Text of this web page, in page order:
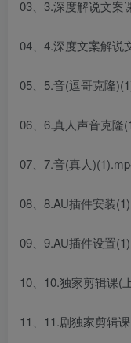
03、3.深度解说文案
04、4.深度文案解说
05、5.音(逗哥克隆
06、6.真人声音克隆
07、7.音(真人
08、8.AU插件安装
09、9.AU插件设置
10、10.独家剪辑课(
11、11.剧独家剪辑